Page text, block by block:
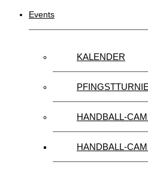
Events
KALENDER
HANDBALL-
HANDBALL-